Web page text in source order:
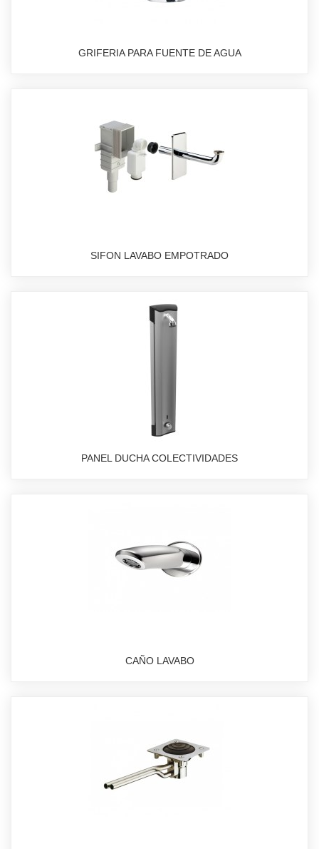
GRIFERIA PARA FUENTE DE AGUA
SIFON LAVABO EMPOTRADO
PANEL DUCHA COLECTIVIDADES
CAÑO LAVABO